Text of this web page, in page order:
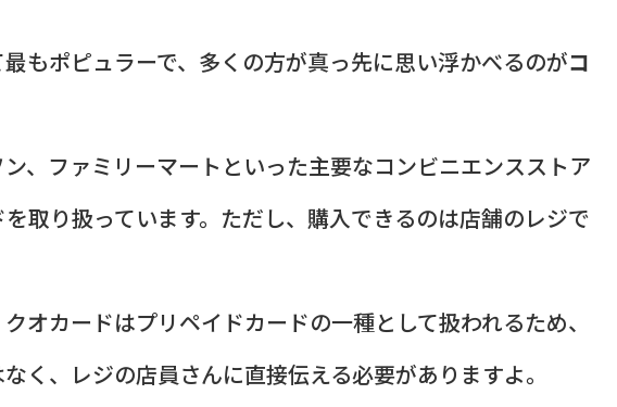
もポピュラーで、多くの方が真っ先に思い浮かべるのがコ
、ファミリーマートといった主要なコンビニエンスストア
取り扱っています。ただし、購入できるのは店舗のレジで
オカードはプリペイドカードの一種として扱われるため、
く、レジの店員さんに直接伝える必要がありますよ。